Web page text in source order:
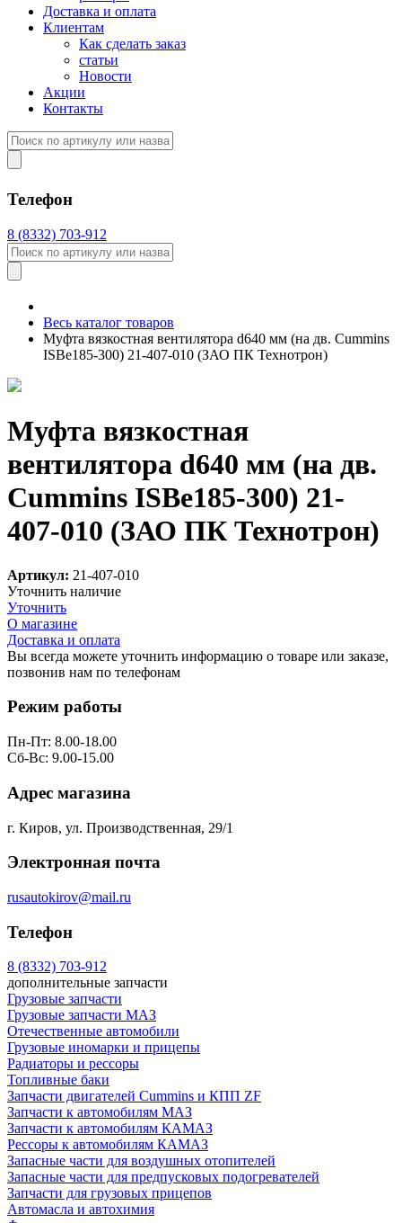
Доставка и оплата
Клиентам
Как сделать заказ
статьи
Новости
Акции
Контакты
Телефон
8 (8332) 703-912
Весь каталог товаров
Муфта вязкостная вентилятора d640 мм (на дв. Cummins
ISBe185-300) 21-407-010 (ЗАО ПК Технотрон)
Муфта вязкостная
вентилятора d640 мм (на дв.
Cummins ISBe185-300) 21-
407-010 (ЗАО ПК Технотрон)
Артикул: 21-407-010
Уточнить наличие
Уточнить
О магазине
Доставка и оплата
Вы всегда можете уточнить информацию о товаре или заказе,
позвонив нам по телефонам
Режим работы
Пн-Пт: 8.00-18.00
Сб-Вс: 9.00-15.00
Адрес магазина
г. Киров, ул. Производственная, 29/1
Электронная почта
rusautokirov@mail.ru
Телефон
8 (8332) 703-912
дополнительные запчасти
Грузовые запчасти
Грузовые запчасти МАЗ
Отечественные автомобили
Грузовые иномарки и прицепы
Радиаторы и рессоры
Топливные баки
Запчасти двигателей Cummins и КПП ZF
Запчасти к автомобилям МАЗ
Запчасти к автомобилям КАМАЗ
Рессоры к автомобилям КАМАЗ
Запасные части для воздушных отопителей
Запасные части для предпусковых подогревателей
Запчасти для грузовых прицепов
Автомасла и автохимия